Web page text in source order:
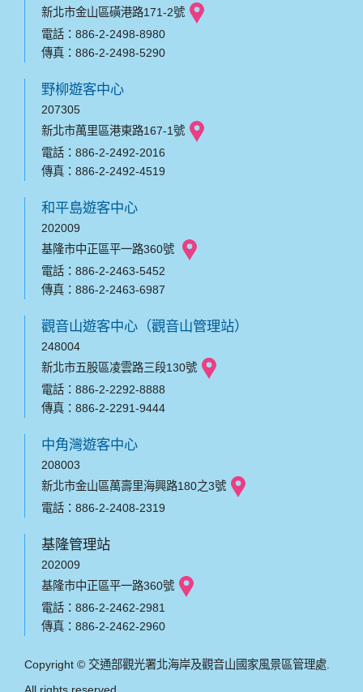
新北市金山區磺港路171-2號
電話：886-2-2498-8980
傳真：886-2-2498-5290
野柳遊客中心
207305
新北市萬里區港東路167-1號
電話：886-2-2492-2016
傳真：886-2-2492-4519
和平島遊客中心
202009
基隆市中正區平一路360號
電話：886-2-2463-5452
傳真：886-2-2463-6987
觀音山遊客中心（觀音山管理站）
248004
新北市五股區凌雲路三段130號
電話：886-2-2292-8888
傳真：886-2-2291-9444
中角灣遊客中心
208003
新北市金山區萬壽里海興路180之3號
電話：886-2-2408-2319
基隆管理站
202009
基隆市中正區平一路360號
電話：886-2-2462-2981
傳真：886-2-2462-2960
Copyright © 交通部觀光署北海岸及觀音山國家風景區管理處.
All rights reserved.